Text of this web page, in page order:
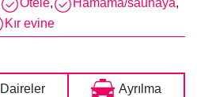
Otele, Hamama/saunaya,
Kır evine
Daireler Ayrılma